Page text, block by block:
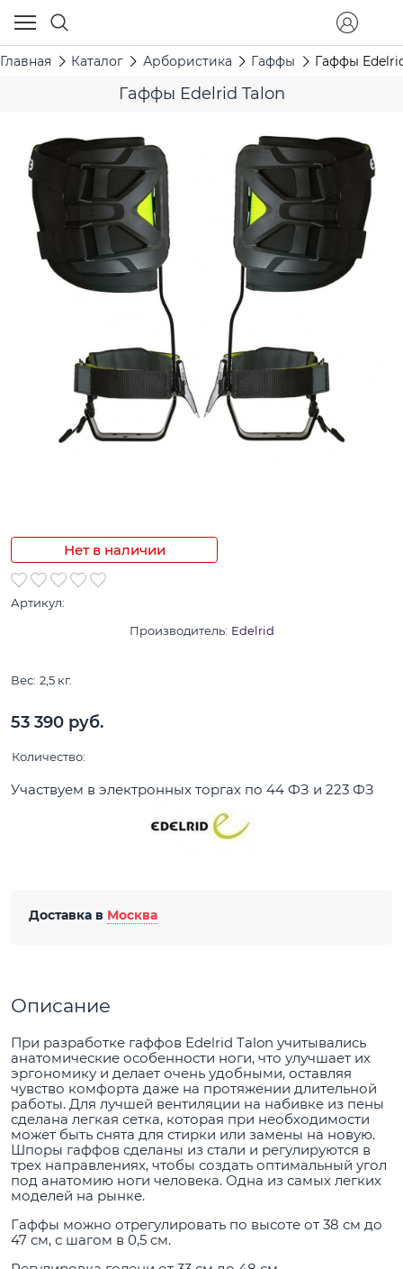
Главная Каталог Арбористика Гаффы Гаффы
Гаффы Edelrid Talon
Нет в наличии
Артикул:
Производитель: Edelrid
Вес: 2,5 кг.
53 390 руб.
Количество:
Участвуем в электронных торгах по 44 ФЗ и 223 ФЗ
Доставка в Москва
Описание
При разработке гаффов Edelrid Talon учитывались
анатомические особенности ноги, что улучшает их
эргономику и делает очень удобными, оставляя
чувство комфорта даже на протяжении длительной
работы. Для лучшей вентиляции на набивке из пены
сделана легкая сетка, которая при необходимости
может быть снята для стирки или замены на новую.
Шпоры гаффов сделаны из стали и регулируются в
трех направлениях, чтобы создать оптимальный угол
под анатомию ноги человека. Одна из самых легких
моделей на рынке.
Гаффы можно отрегулировать по высоте от 38 см до
47 см, с шагом в 0,5 см.